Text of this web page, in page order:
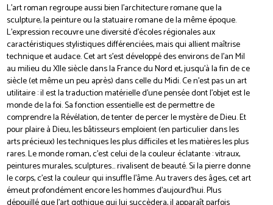
L’art roman regroupe aussi bien l’architecture romane que la
sculpture, la peinture ou la statuaire romane de la même époque.
L’expression recouvre une diversité d’écoles régionales aux
caractéristiques stylistiques différenciées, mais qui allient maîtrise
technique et audace. Cet art s’est développé des environs de l’an Mil
au milieu du XIIe siècle dans la France du Nord et, jusqu’à la fin de ce
siècle (et même un peu après) dans celle du Midi. Ce n’est pas un art
utilitaire : il est la traduction matérielle d’une pensée dont l’objet est le
monde de la foi. Sa fonction essentielle est de permettre de
comprendre la Révélation, de tenter de percer le mystère de Dieu. Et
pour plaire à Dieu, les bâtisseurs emploient (en particulier dans les
arts précieux) les techniques les plus difficiles et les matières les plus
rares. Le monde roman, c’est celui de la couleur éclatante : vitraux,
peintures murales, sculptures… rivalisent de beauté. Si la pierre donne
le corps, c’est la couleur qui insuffle l’âme. Au travers des âges, cet art
émeut profondément encore les hommes d’aujourd’hui. Plus